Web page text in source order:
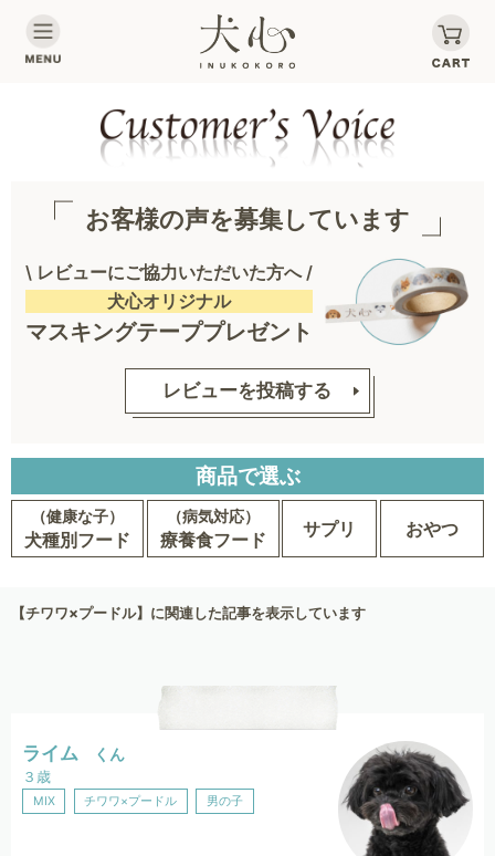
お客様の声を募集しています
\ レビューにご協力いただいた方へ /
犬心オリジナル
マスキングテーププレゼント
レビューを投稿する
商品で選ぶ
（健康な子）
犬種別フード
（病気対応）
療養食フード サプリ おやつ
【チワワ×プードル】に関連した記事を表示しています
ライム くん
３歳
MIX チワワ×プードル 男の子